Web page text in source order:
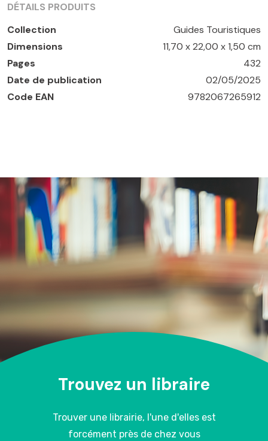
DÉTAILS PRODUITS
Collection
Guides Touristiques
Dimensions
11,70 x 22,00 x 1,50 cm
Pages
432
Date de publication
02/05/2025
Code EAN
9782067265912
Trouvez un libraire
Trouver une librairie, l'une d'elles est
forcément près de chez vous